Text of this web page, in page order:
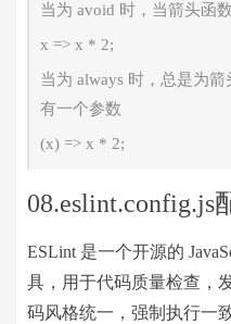
当为 avoid 时，当箭头函
x => x * 2;
当为 always 时，总是为
有一个参数
(x) => x * 2;
08.eslint.config.js
ESLint 是一个开源的
具，用于​代码质量检查，
码风格统一，强制执行一